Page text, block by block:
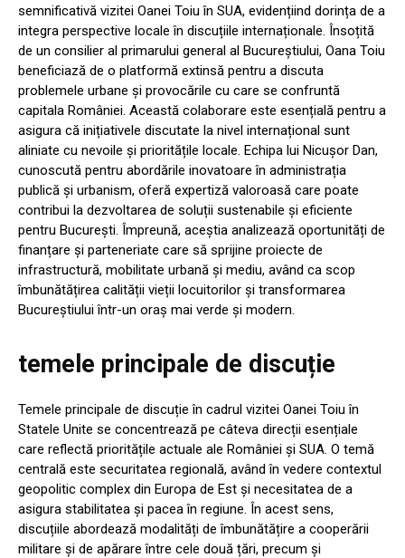
semnificativă vizitei Oanei Toiu în SUA, evidențiind dorința de a
integra perspective locale în discuțiile internaționale. Însoțită
de un consilier al primarului general al Bucureștiului, Oana Toiu
beneficiază de o platformă extinsă pentru a discuta
problemele urbane și provocările cu care se confruntă
capitala României. Această colaborare este esențială pentru a
asigura că inițiativele discutate la nivel internațional sunt
aliniate cu nevoile și prioritățile locale. Echipa lui Nicușor Dan,
cunoscută pentru abordările inovatoare în administrația
publică și urbanism, oferă expertiză valoroasă care poate
contribui la dezvoltarea de soluții sustenabile și eficiente
pentru București. Împreună, aceștia analizează oportunități de
finanțare și parteneriate care să sprijine proiecte de
infrastructură, mobilitate urbană și mediu, având ca scop
îmbunătățirea calității vieții locuitorilor și transformarea
Bucureștiului într-un oraș mai verde și modern.
temele principale de discuție
Temele principale de discuție în cadrul vizitei Oanei Toiu în
Statele Unite se concentrează pe câteva direcții esențiale
care reflectă prioritățile actuale ale României și SUA. O temă
centrală este securitatea regională, având în vedere contextul
geopolitic complex din Europa de Est și necesitatea de a
asigura stabilitatea și pacea în regiune. În acest sens,
discuțiile abordează modalități de îmbunătățire a cooperării
militare și de apărare între cele două țări, precum și